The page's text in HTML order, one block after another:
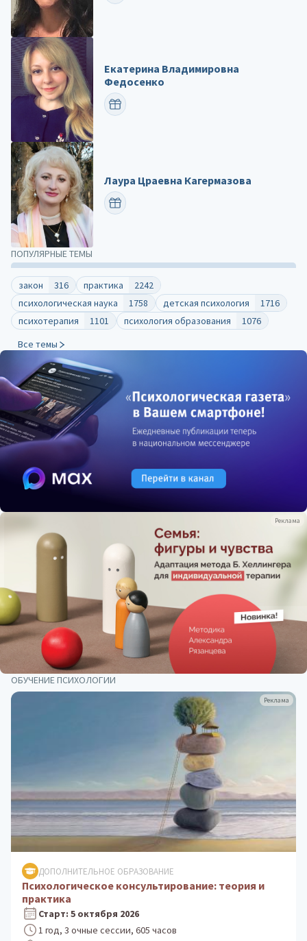
Реклама
ПОПУЛЯРНЫЕ ТЕМЫ
закон 316 практика
2242
психологическая наука
1758 детская психология
1716
психотерапия
1101 психология образования
1076
Все темы
Екатерина Владимировна
Федосенко
ПОЗДРАВИТЬ
Лаура Цраевна Кагермазова
ПОЗДРАВИТЬ
ОБУЧЕНИЕ ПСИХОЛОГИИ
Реклама
ДОПОЛНИТЕЛЬНОЕ ОБРАЗОВАНИЕ
Психологическое консультирование: теория и
практика
Старт: 5 октября 2026
1 год, 3 очные сессии, 605 часов